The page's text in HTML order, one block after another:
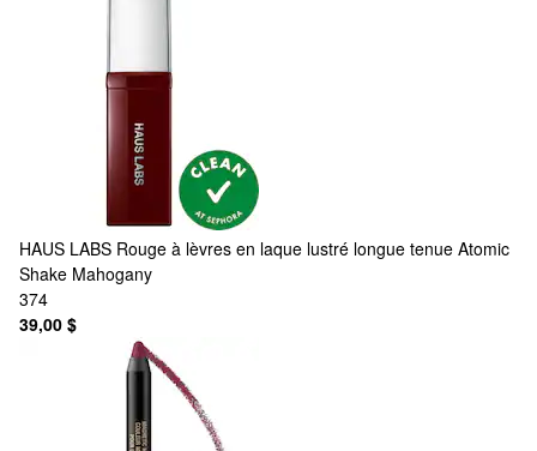
HAUS LABS Rouge à lèvres en laque lustré longue tenue Atomic
Shake Mahogany
374
39,00 $